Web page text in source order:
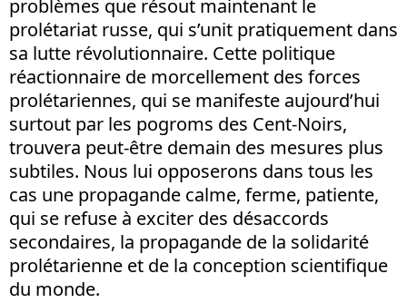
problèmes que résout maintenant le
prolétariat russe, qui s’unit pratiquement dans
sa lutte révolutionnaire. Cette politique
réactionnaire de morcellement des forces
prolétariennes, qui se manifeste aujourd’hui
surtout par les pogroms des Cent-Noirs,
trouvera peut-être demain des mesures plus
subtiles. Nous lui opposerons dans tous les
cas une propagande calme, ferme, patiente,
qui se refuse à exciter des désaccords
secondaires, la propagande de la solidarité
prolétarienne et de la conception scientifique
du monde.